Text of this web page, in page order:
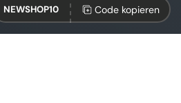
NEWSHOP10 Code kopieren